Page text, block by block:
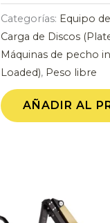
Categorías: Equipo
Carga de Discos
Máquinas de pecho
Loaded), Peso libre
AÑADIR AL